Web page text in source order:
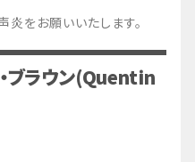
をお願いいたします。
ブラウン(Quentin